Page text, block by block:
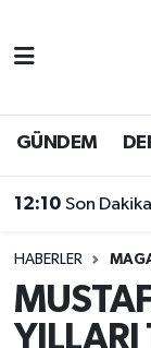
GÜNDEM
12:10 Son Dakika:
HABERLER
YILLARI
BİLİM
DERGİ
DÜNYA
EĞİTİM
Süper Lig
Tüm
Son